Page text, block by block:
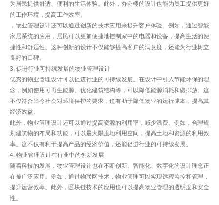
为居民提供舒适、便利的生活体验。此外，办公楼的设计也能为员工提供更好
的工作环境，提高工作效率。
，物业管理设计还可以通过创新的技术应用来提升客户体验。例如，通过智能
家居系统的应用，居民可以更加便捷地控制家中的电器和设备，提高生活的便
捷性和舒适性。这种创新的设计不仅能够提高客户的满意度，还能为行业树立
良好的口碑。
3. 促进行业可持续发展的物业管理设计
优秀的物业管理设计可以促进行业的可持续发展。在设计中引入节能环保的理
念，例如使用可再生能源、优化建筑结构等，可以降低能源消耗和碳排放。这
不仅符合当今社会对环境保护的要求，也有助于降低物业的运行成本，提高其
经济效益。
此外，物业管理设计还可以通过提高资源的利用率，减少浪费。例如，合理规
划建筑物的布局和功能，可以最大限度地利用空间，提高土地和资源的利用效
率。这不仅有利于提高产品的经济价值，还能促进行业的可持续发展。
4. 物业管理设计在行业中的创新发展
随着科技的发展，物业管理设计也在不断创新。智能化、数字化的设计理念正
在被广泛应用。例如，通过物联网技术，物业管理可以实现远程监控和管理，
提升运营效率。此外，区块链技术的应用也可以提高物业管理的透明度和安全
性。